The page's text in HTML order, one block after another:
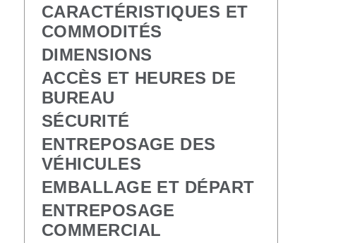
CARACTÉRISTIQUES ET
COMMODITÉS
DIMENSIONS
ACCÈS ET HEURES DE
BUREAU
SÉCURITÉ
ENTREPOSAGE DES
VÉHICULES
EMBALLAGE ET DÉPART
ENTREPOSAGE
COMMERCIAL